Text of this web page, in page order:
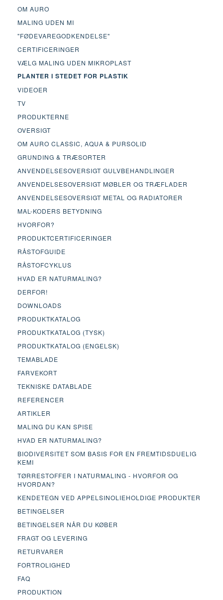
OM AURO
MALING UDEN MI
"FØDEVAREGODKENDELSE"
CERTIFICERINGER
VÆLG MALING UDEN MIKROPLAST
PLANTER I STEDET FOR PLASTIK
VIDEOER
TV
PRODUKTERNE
OVERSIGT
OM AURO CLASSIC, AQUA & PURSOLID
GRUNDING & TRÆSORTER
ANVENDELSESOVERSIGT GULVBEHANDLINGER
ANVENDELSESOVERSIGT MØBLER OG TRÆFLADER
ANVENDELSESOVERSIGT METAL OG RADIATORER
MAL-KODERS BETYDNING
HVORFOR?
PRODUKTCERTIFICERINGER
RÅSTOFGUIDE
RÅSTOFCYKLUS
HVAD ER NATURMALING?
DERFOR!
DOWNLOADS
PRODUKTKATALOG
PRODUKTKATALOG (TYSK)
PRODUKTKATALOG (ENGELSK)
TEMABLADE
FARVEKORT
TEKNISKE DATABLADE
REFERENCER
ARTIKLER
MALING DU KAN SPISE
HVAD ER NATURMALING?
BIODIVERSITET SOM BASIS FOR EN FREMTIDSDUELIG
KEMI
TØRRESTOFFER I NATURMALING - HVORFOR OG
HVORDAN?
KENDETEGN VED APPELSINOLIEHOLDIGE PRODUKTER
BETINGELSER
BETINGELSER NÅR DU KØBER
FRAGT OG LEVERING
RETURVARER
FORTROLIGHED
FAQ
PRODUKTION